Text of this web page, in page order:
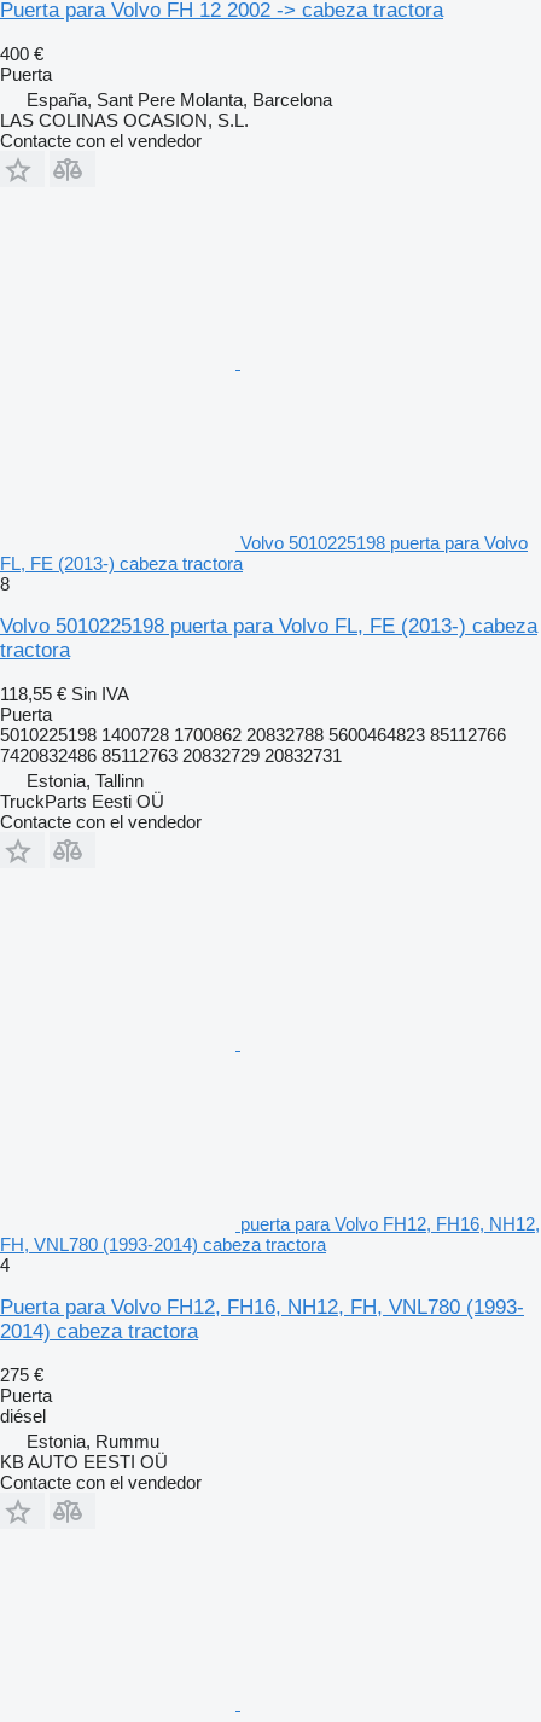
Puerta para Volvo FH 12 2002 -> cabeza tractora
400 €
Puerta
España, Sant Pere Molanta, Barcelona
LAS COLINAS OCASION, S.L.
Contacte con el vendedor
Volvo 5010225198 puerta para Volvo
FL, FE (2013-) cabeza tractora
8
Volvo 5010225198 puerta para Volvo FL, FE (2013-) cabeza
tractora
118,55 € Sin IVA
Puerta
5010225198 1400728 1700862 20832788 5600464823 85112766
7420832486 85112763 20832729 20832731
Estonia, Tallinn
TruckParts Eesti OÜ
Contacte con el vendedor
puerta para Volvo FH12, FH16, NH12,
FH, VNL780 (1993-2014) cabeza tractora
4
Puerta para Volvo FH12, FH16, NH12, FH, VNL780 (1993-
2014) cabeza tractora
275 €
Puerta
diésel
Estonia, Rummu
KB AUTO EESTI OÜ
Contacte con el vendedor